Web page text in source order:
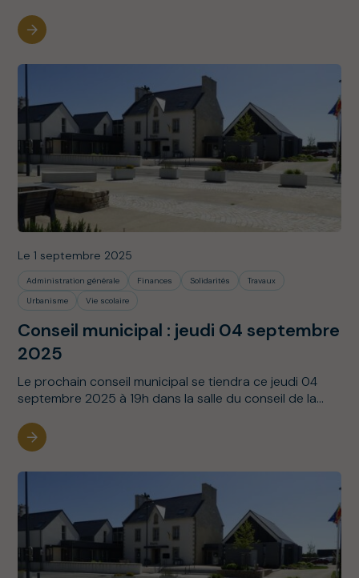
Le 1 septembre 2025
Administration générale Finances Solidarités
Travaux
Urbanisme
Vie scolaire
Conseil municipal : jeudi 04 septembre
2025
Le prochain conseil municipal se tiendra ce jeudi 04
septembre 2025 à 19h dans la salle du conseil de la...